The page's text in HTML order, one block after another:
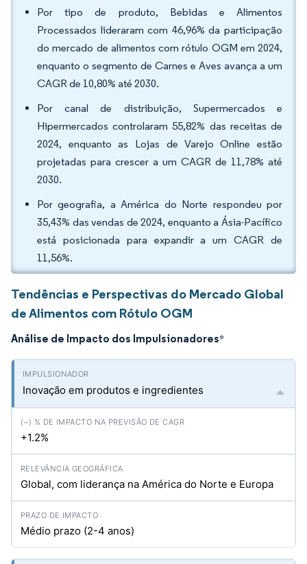
Por tipo de produto, Bebidas e Alimentos
Processados lideraram com 46,96% da participação
do mercado de alimentos com rótulo OGM em 2024,
enquanto o segmento de Carnes e Aves avança a um
CAGR de 10,80% até 2030.
Por canal de distribuição, Supermercados e
Hipermercados controlaram 55,82% das receitas de
2024, enquanto as Lojas de Varejo Online estão
projetadas para crescer a um CAGR de 11,78% até
2030.
Por geografia, a América do Norte respondeu por
35,43% das vendas de 2024, enquanto a Ásia-Pacífico
está posicionada para expandir a um CAGR de
11,56%.
Tendências e Perspectivas do Mercado Global
de Alimentos com Rótulo OGM
Análise de Impacto dos Impulsionadores*
Inovação em produtos e ingredientes
+1.2%
Global, com liderança na América do Norte e Europa
Médio prazo (2-4 anos)